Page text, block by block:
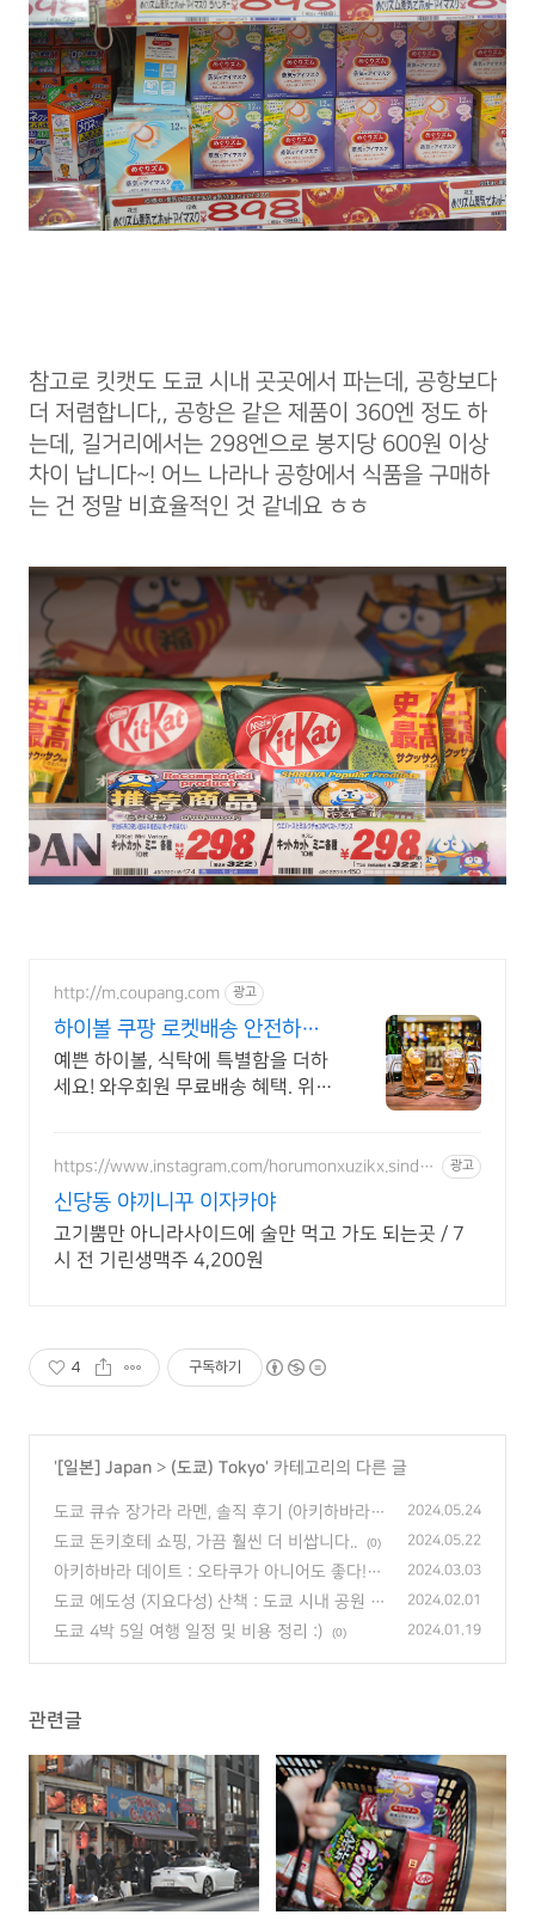
참고로 킷캣도 도쿄 시내 곳곳에서 파는데, 공항보다
더 저렴합니다,, 공항은 같은 제품이 360엔 정도 하
는데, 길거리에서는 298엔으로 봉지당 600원 이상
차이 납니다~! 어느 나라나 공항에서 식품을 구매하
는 건 정말 비효율적인 것 같네요 ㅎㅎ
http://m.coupang.com 광고
하이볼 쿠팡 로켓배송 안전하게
도착
예쁜 하이볼, 식탁에 특별함을 더하
세요! 와우회원 무료배송 혜택. 위생
요.
https://www.instagram.com/horumonxuzikx.sindan
광고
신당동 야끼니꾸 이자카야
고기뿜만 아니라사이드에 술만 먹고 가도 되는곳 / 7
시 전 기린생맥주 4,200원
4 구독하기
' [일본] Japan > (도쿄) Tokyo' 카테고리의 다른 글
도쿄 큐슈 장가라 라멘, 솔직 후기 (아키하바라
라멘 맛집)
(2)
2024.05.24
도쿄 돈키호테 쇼핑, 가끔 훨씬 더 비쌉니다.. (0) 2024.05.22
아키하바라 데이트 : 오타쿠가 아니어도 좋다!
(0)
2024.03.03
도쿄 에도성 (지요다성) 산책 : 도쿄 시내 공원
(2)
2024.02.01
도쿄 4박 5일 여행 일정 및 비용 정리 :) (0) 2024.01.19
관련글